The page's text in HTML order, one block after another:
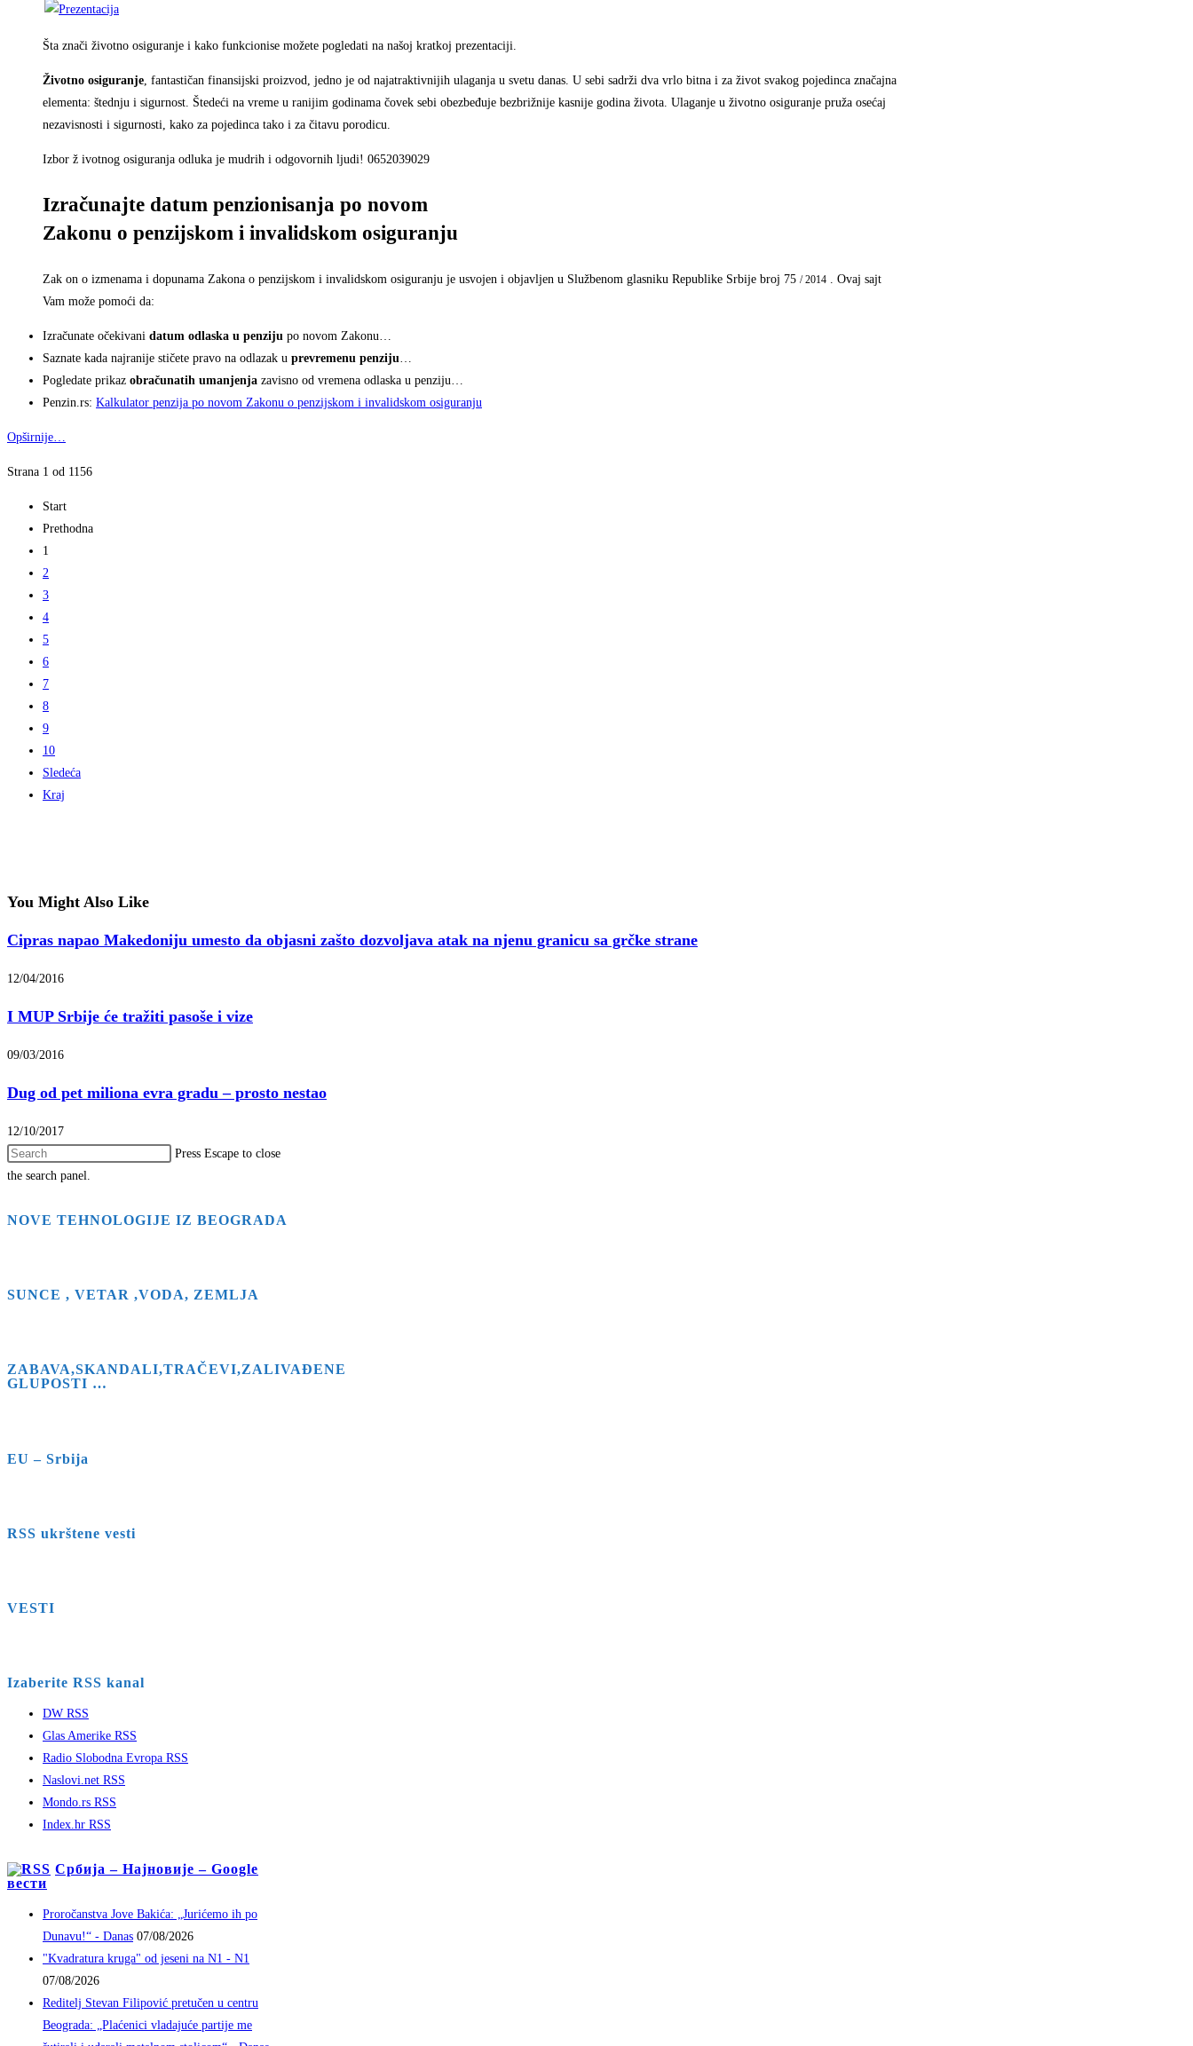
Šta znači životno osiguranje i kako funkcionise možete pogledati na našoj kratkoj prezentaciji.
Životno osiguranje , fantastičan finansijski proizvod, jedno je od najatraktivnijih ulaganja u svetu danas. U sebi sadrži dva vrlo bitna i za život svakog pojedinca značajna
elementa: štednju i sigurnost. Štedeći na vreme u ranijim godinama čovek sebi obezbeđuje bezbrižnije kasnije godina života. Ulaganje u životno osiguranje pruža osećaj
nezavisnosti i sigurnosti, kako za pojedinca tako i za čitavu porodicu.
Izbor ž ivotnog osiguranja odluka je mudrih i odgovornih ljudi! 0652039029
Izračunajte datum penzionisanja po novom
Zakonu o penzijskom i invalidskom osiguranju
Zak on o izmenama i dopunama Zakona o penzijskom i invalidskom osiguranju je usvojen i objavljen u Službenom glasniku Republike Srbije broj 75 / 2014 . Ovaj sajt
Vam može pomoći da:
Izračunate očekivani datum odlaska u penziju po novom Zakonu…
Saznate kada najranije stičete pravo na odlazak u prevremenu penziju
Pogledate prikaz obračunatih umanjenja zavisno od vremena odlaska u penziju…
Penzin.rs: Kalkulator penzija po novom Zakonu o penzijskom i invalidskom osiguranju
Opširnije…
Strana 1 od 1156
Start
Prethodna
1
2
3
4
5
6
7
8
9
10
Sledeća
Kraj
You Might Also Like
Cipras napao Makedoniju umesto da objasni zašto dozvoljava atak na njenu granicu sa grčke strane
12/04/2016
I MUP Srbije će tražiti pasoše i vize
09/03/2016
Dug od pet miliona evra gradu – prosto nestao
12/10/2017
Press Escape to close
the search panel.
NOVE TEHNOLOGIJE IZ BEOGRADA
SUNCE , VETAR ,VODA, ZEMLJA
ZABAVA,SKANDALI,TRAČEVI,ZALIVAĐENE
GLUPOSTI …
EU – Srbija
RSS ukrštene vesti
VESTI
Izaberite RSS kanal
DW RSS
Glas Amerike RSS
Radio Slobodna Evropa RSS
Naslovi.net RSS
Mondo.rs RSS
Index.hr RSS
Србија – Најновије – Google
вести
Proročanstva Jove Bakića: „Jurićemo ih po
Dunavu!“ - Danas 07/08/2026
"Kvadratura kruga" od jeseni na N1 - N1
07/08/2026
Reditelj Stevan Filipović pretučen u centru
Beograda: „Plaćenici vladajuće partije me